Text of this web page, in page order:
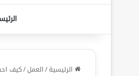
الرئيسية/العمل/كيف